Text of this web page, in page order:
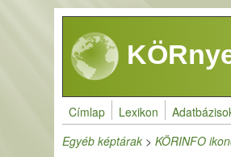
Ugrás a tartalomra
Címlap Lexikon
Egyéb képtárak >KÖRINFO